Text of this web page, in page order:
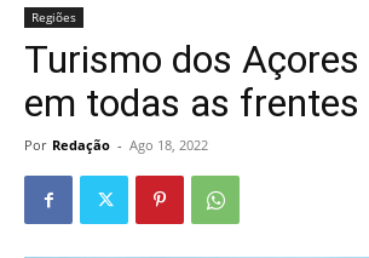
Regiões
Turismo dos Açores
em todas as frentes
Por Redação - Ago 18, 2022